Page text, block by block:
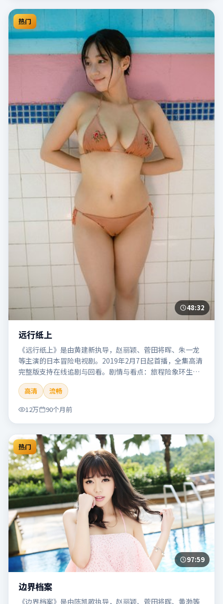
热门
48:32
远行纸上
《远行纸上》是由黄建新执导，赵丽颖、菅田将晖、朱一龙
等主演的日本冒险电视剧。2019年2月7日起首播，全集高清
完整版支持在线追剧与回看。剧情与看点：旅程险象环生，
奇观与友情并行，带来沉浸式探险体验。本片适合检索「远
行纸上」「黄建新」「冒险」「日本」「2019」「2019-02-
07上映」等关键词的影迷阅读简介与主创信息。
高清
流畅
12万
90个月前
热门
97:59
边界档案
《边界档案》是由陈凯歌执导，赵丽颖、菅田将晖、黄渤等